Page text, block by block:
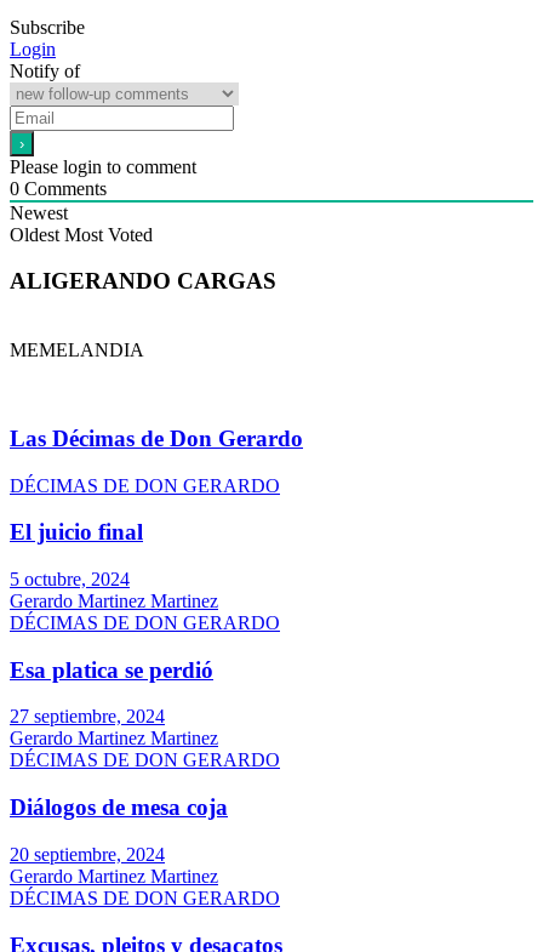
Subscribe
Login
Notify of
Please login to comment
0 Comments
Newest
Oldest Most Voted
ALIGERANDO CARGAS
MEMELANDIA
Las Décimas de Don Gerardo
DÉCIMAS DE DON GERARDO
El juicio final
5 octubre, 2024
Gerardo Martinez Martinez
DÉCIMAS DE DON GERARDO
Esa platica se perdió
27 septiembre, 2024
Gerardo Martinez Martinez
DÉCIMAS DE DON GERARDO
Diálogos de mesa coja
20 septiembre, 2024
Gerardo Martinez Martinez
DÉCIMAS DE DON GERARDO
Excusas, pleitos y desacatos